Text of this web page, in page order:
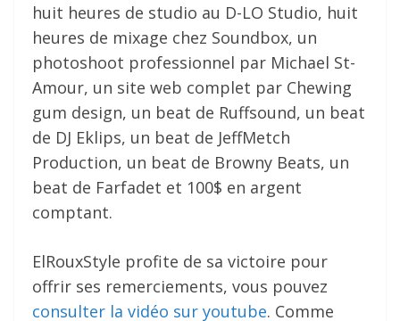
huit heures de studio au D-LO Studio, huit
heures de mixage chez Soundbox, un
photoshoot professionnel par Michael St-
Amour, un site web complet par Chewing
gum design, un beat de Ruffsound, un beat
de DJ Eklips, un beat de JeffMetch
Production, un beat de Browny Beats, un
beat de Farfadet et 100$ en argent
comptant.
ElRouxStyle profite de sa victoire pour
offrir ses remerciements, vous pouvez
consulter la vidéo sur youtube. Comme